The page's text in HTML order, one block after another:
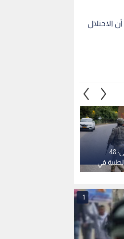
الاحتلال
الهلال الأحمر الفلسطيني: 48
في
في
1